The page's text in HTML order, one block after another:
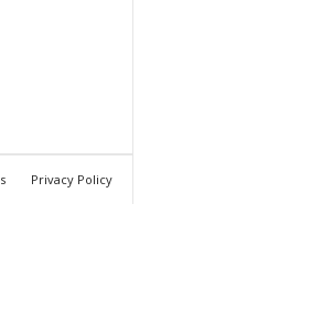
Privacy Policy